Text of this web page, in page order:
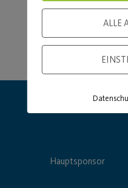
Hauptsponsor
ALLE